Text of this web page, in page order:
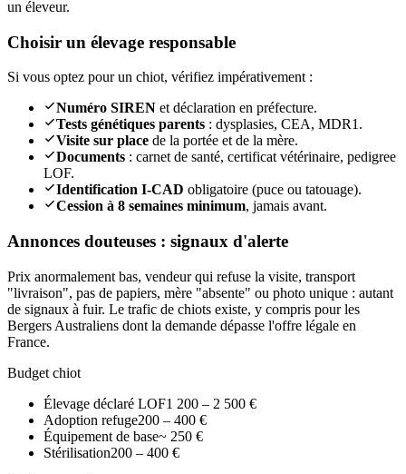
un éleveur.
Choisir un élevage responsable
Si vous optez pour un chiot, vérifiez impérativement :
Numéro SIREN et déclaration en préfecture.
Tests génétiques parents : dysplasies, CEA, MDR1.
Visite sur place de la portée et de la mère.
Documents : carnet de santé, certificat vétérinaire, pedigree
LOF.
Identification I-CAD obligatoire (puce ou tatouage).
Cession à 8 semaines minimum, jamais avant.
Annonces douteuses : signaux d'alerte
Prix anormalement bas, vendeur qui refuse la visite, transport
"livraison", pas de papiers, mère "absente" ou photo unique : autant
de signaux à fuir. Le trafic de chiots existe, y compris pour les
Bergers Australiens dont la demande dépasse l'offre légale en
France.
Budget chiot
Élevage déclaré LOF1 200 – 2 500 €
Adoption refuge200 – 400 €
Équipement de base~ 250 €
Stérilisation200 – 400 €